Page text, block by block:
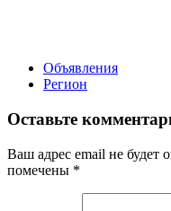
Объявления
Регион
Оставьте
Ваш адрес email не будет
помечены *